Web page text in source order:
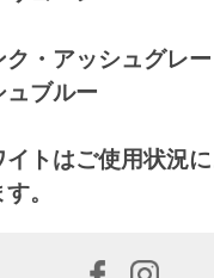
・アッシュグレ
ブルー
トはご使用状況
。